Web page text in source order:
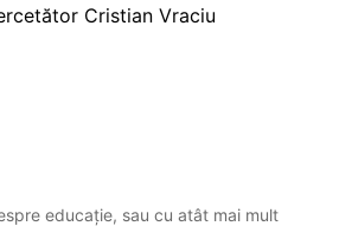
Cristian Vraciu
educație, sau cu atât mai mult